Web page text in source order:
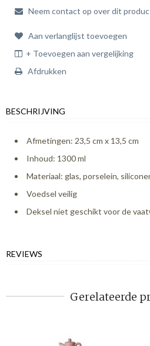
Neem contact op over dit
Aan verlanglijst toevoegen
+ Toevoegen aan vergelijking
Afdrukken
BESCHRIJVING
Afmetingen: 23,5 cm x 13,5 cm
Inhoud: 1300 ml
Materiaal: glas, porselein,
Voedsel veilig
Deksel niet geschikt voor de
REVIEWS
Gerelateerde